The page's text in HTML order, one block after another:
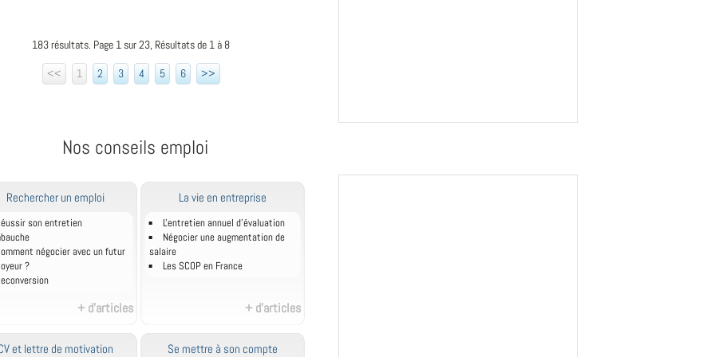
183 résultats. Page 1 sur 23, Résultats de 1 à 8
<<
1 2 3 4 5 6 >>
Nos conseils emploi
Rechercher un emploi
son entretien
négocier avec un futur
?
+ d'articles
La vie en entreprise
L'entretien annuel d’évaluation
Négocier une augmentation de
salaire
Les SCOP en France
+ d'articles
et lettre de motivation Se mettre à son compte